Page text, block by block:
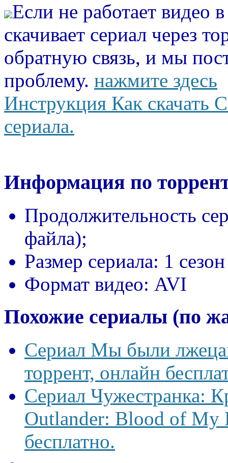
Если не работает видео
скачивает сериал через
обратную связь, и мы
проблему. нажмите здесь
Инструкция Как скачать
сериала.
Информация по
Продолжительность
файла);
Размер сериала: 1
Формат видео: AVI
Похожие сериалы (по
Сериал Мы были
торрент, онлайн
Сериал Чужестранка:
Outlander: Blood of My
бесплатно.